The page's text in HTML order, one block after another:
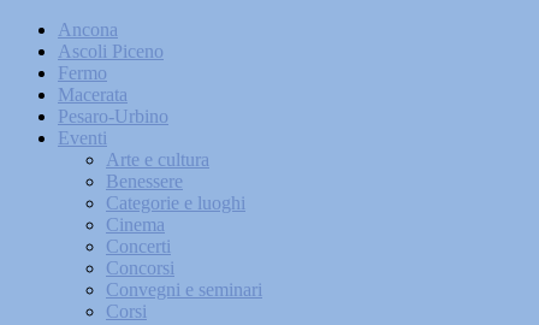
Ancona
Ascoli Piceno
Fermo
Macerata
Pesaro-Urbino
Eventi
Arte e cultura
Benessere
Categorie e luoghi
Cinema
Concerti
Concorsi
Convegni e seminari
Corsi